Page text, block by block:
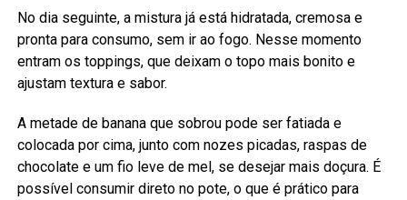
No dia seguinte, a mistura já está hidratada, cremosa e
pronta para consumo, sem ir ao fogo. Nesse momento
entram os toppings, que deixam o topo mais bonito e
ajustam textura e sabor.
A metade de banana que sobrou pode ser fatiada e
colocada por cima, junto com nozes picadas, raspas de
chocolate e um fio leve de mel, se desejar mais doçura. É
possível consumir direto no pote, o que é prático para